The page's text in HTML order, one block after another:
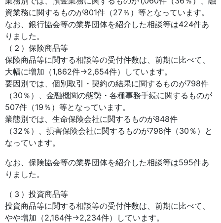
資業務に関するものが801件（27％）等となっています。
なお、銀行協会等の業界団体を紹介した相談等は424件あ
りました。
（２）保険商品等
保険商品等に関する相談等の受付件数は、前期に比べて、
大幅に増加（1,862件→2,654件）しています。
要因別では、個別取引・契約の結果に関するものが798件
（30％）、金融機関の態勢・各種事務手続に関するものが
507件（19％）等となっています。
業態別では、生命保険会社に関するものが848件
（32％）、損害保険会社に関するものが798件（30％）と
なっています。
なお、保険協会等の業界団体を紹介した相談等は595件あ
りました。
（３）投資商品等
投資商品等に関する相談等の受付件数は、前期に比べて、
やや増加（2,164件→2,234件）しています。